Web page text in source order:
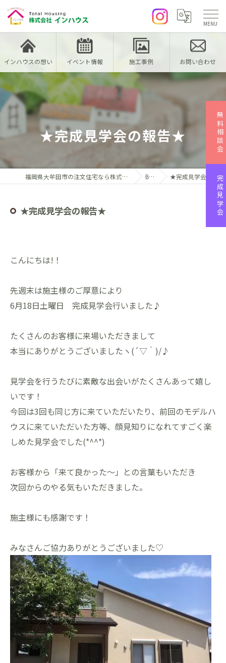
インハウスの想い イベント情報 施工事例 お問い合わせ
★完成見学会の報告★
福岡県大牟田市の注文住宅なら株式会社インハウス Blog ★完成見学会の報告★
★完成見学会の報告★
こんにちは!！
先週末は施主様のご厚意により
6月18日土曜日 完成見学会行いました♪
たくさんのお客様に来場いただきまして
本当にありがとうございましたヽ(´▽｀)/♪
見学会を行うたびに素敵な出会いがたくさんあって嬉し
いです！
今回は3回も同じ方に来ていただいたり、前回のモデルハ
ウスに来ていただいた方等、顔見知りになれてすごく楽
しめた見学会でした(*^^*)
お客様から「来て良かった～」との言葉もいただき
次回からのやる気もいただきました。
施主様にも感謝です！
みなさんご協力ありがとうございました♡
無料相談会
完成見学会